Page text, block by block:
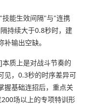
能生效间隔"与"连携
持续大于0.8秒时，建
输出空缺。
质上是对战斗节奏的
见，0.3秒的时序差异可
握基础连招后，重点关
场以上的专项特训形